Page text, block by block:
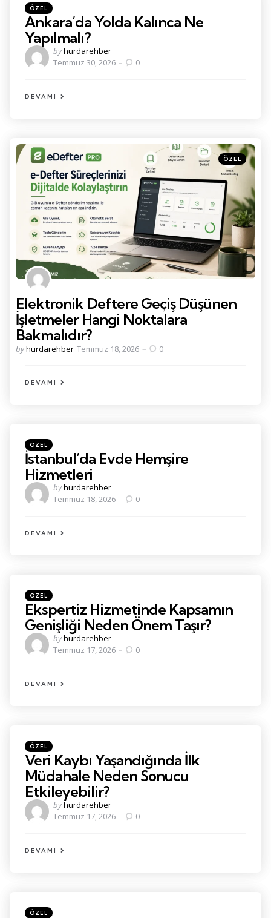
Kategoriler
Posted
in
ÖZEL
Ankara’da Yolda Kalınca Ne
Yapılmalı?
Posted
by
byhurdarehber
Temmuz 30, 2026
0
DEVAMI
Kategoriler
Posted
in
ÖZEL
Elektronik Deftere Geçiş Düşünen
İşletmeler Hangi Noktalara
Bakmalıdır?
Posted
byhurdarehber Temmuz 18, 2026 0
DEVAMI
Kategoriler
Posted
in
ÖZEL
İstanbul’da Evde Hemşire
Hizmetleri
Posted
by
byhurdarehber
Temmuz 18, 2026
0
DEVAMI
Kategoriler
Posted
in
ÖZEL
Ekspertiz Hizmetinde Kapsamın
Genişliği Neden Önem Taşır?
Posted
by
byhurdarehber
Temmuz 17, 2026
0
DEVAMI
Kategoriler
Posted
in
ÖZEL
Veri Kaybı Yaşandığında İlk
Müdahale Neden Sonucu
Etkileyebilir?
Posted
by
byhurdarehber
Temmuz 17, 2026
0
DEVAMI
Kategoriler
Posted
ÖZEL